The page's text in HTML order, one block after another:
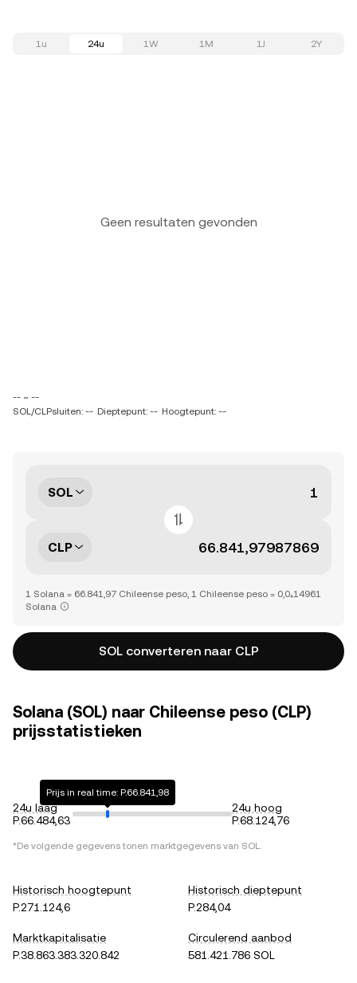
1u 24u 1W 1M 1J 2Y
Geen resultaten gevonden
-- ~ --
SOL/CLPsluiten: -- Dieptepunt: -- Hoogtepunt: --
SOL
CLP
1 Solana = 66.841,97 Chileense peso, 1 Chileense peso = 0,0₄14961
Solana
SOL converteren naar CLP
Solana (SOL) naar Chileense peso (CLP)
prijsstatistieken
24u laag
P.66.484,63
Prijs in real time: P.66.841,98
24u hoog
P.68.124,76
*De volgende gegevens tonen marktgegevens van SOL.
Historisch hoogtepunt
P.271.124,6
Historisch dieptepunt
P.284,04
Marktkapitalisatie
P.38.863.383.320.842
Circulerend aanbod
581.421.786 SOL